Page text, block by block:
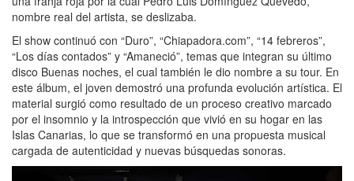
nombre real del artista, se deslizaba.
El show continuó con “Duro”, “Chiapadora.com”, “14 febreros”,
“Los días contados” y “Amaneció”, temas que integran su último
disco Buenas noches, el cual también le dio nombre a su tour. En
este álbum, el joven demostró una profunda evolución artística. El
material surgió como resultado de un proceso creativo marcado
por el insomnio y la introspección que vivió en su hogar en las
Islas Canarias, lo que se transformó en una propuesta musical
cargada de autenticidad y nuevas búsquedas sonoras.